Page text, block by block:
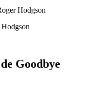
Hodgson
Goodbye